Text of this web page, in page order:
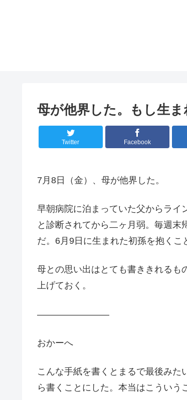
母が他界した。もし生
Twitter Facebook
7月8日（金）、母が他界した。
早朝病院に泊まっていた父からライ
と診断されてから二ヶ月弱。毎週
だ。6月9日に生まれた初孫を抱くこ
母との思い出はとても書ききれるも
上げておく。
————————
おかーへ
こんな手紙を書くとまるで最後みた
ら書くことにした。 本当はこういう